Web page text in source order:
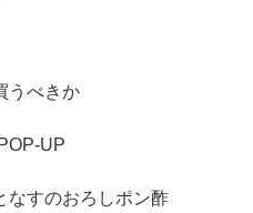
うべきか
UP
なすのおろしポン酢